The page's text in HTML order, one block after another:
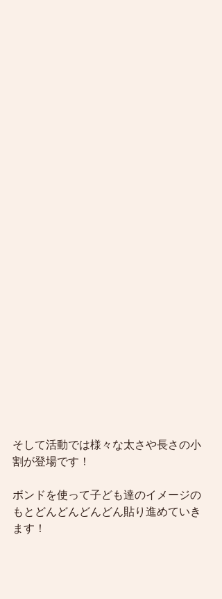
そして活動では様々な太さや長さの小
割が登場です！
ボンドを使って子ども達のイメージの
もとどんどんどんどん貼り進めていき
ます！